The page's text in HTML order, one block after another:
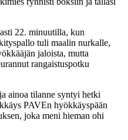
22. minuutilla, kun
tuli maalin nurkalle,
jaloista, mutta
rangaistuspotku
ainoa tilanne syntyi hetki
PAVEn hyökkäyspään
joka meni hieman ohi